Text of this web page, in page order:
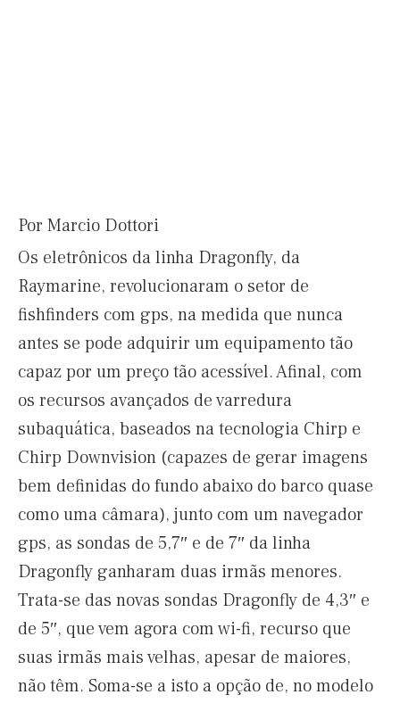
Por Marcio Dottori
Os eletrônicos da linha Dragonfly, da
Raymarine, revolucionaram o setor de
fishfinders com gps, na medida que nunca
antes se pode adquirir um equipamento tão
capaz por um preço tão acessível. Afinal, com
os recursos avançados de varredura
subaquática, baseados na tecnologia Chirp e
Chirp Downvision (capazes de gerar imagens
bem definidas do fundo abaixo do barco quase
como uma câmara), junto com um navegador
gps, as sondas de 5,7″ e de 7″ da linha
Dragonfly ganharam duas irmãs menores.
Trata-se das novas sondas Dragonfly de 4,3″ e
de 5″, que vem agora com wi-fi, recurso que
suas irmãs mais velhas, apesar de maiores,
não têm. Soma-se a isto a opção de, no modelo